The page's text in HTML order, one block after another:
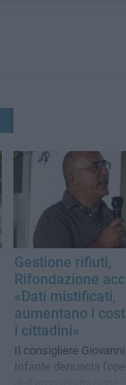
Gestione rifiuti,
Rifondazione
«Dati mistificati,
aumentano i
i cittadini»
Il consigliere Giovanni
Infante denuncia